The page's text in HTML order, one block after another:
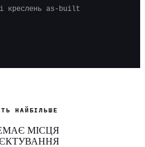
і креслень as-built
НАЙБІЛЬШЕ
МІСЦЯ